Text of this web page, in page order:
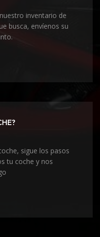
inventario de
busca, envíenos su
sigue los pasos
tu coche y nos